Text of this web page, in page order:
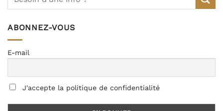
ABONNEZ-VOUS
E-mail
J'accepte la politique de confidentialité